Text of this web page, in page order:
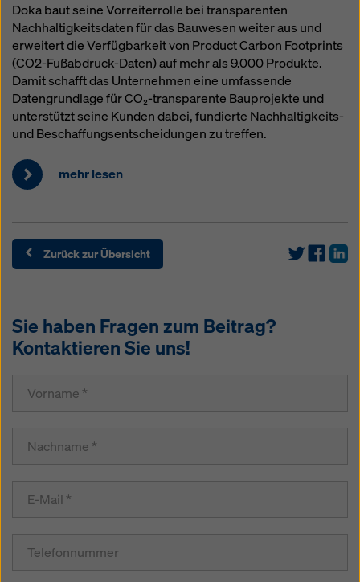
Doka baut seine Vorreiterrolle bei transparenten
Nachhaltigkeitsdaten für das Bauwesen weiter aus und
erweitert die Verfügbarkeit von Product Carbon Footprints
(CO2-Fußabdruck-Daten) auf mehr als 9.000 Produkte.
Damit schafft das Unternehmen eine umfassende
Datengrundlage für CO₂-transparente Bauprojekte und
unterstützt seine Kunden dabei, fundierte Nachhaltigkeits-
und Beschaffungsentscheidungen zu treffen.
mehr lesen
Zurück zur Übersicht
Sie haben Fragen zum Beitrag?
Kontaktieren Sie uns!